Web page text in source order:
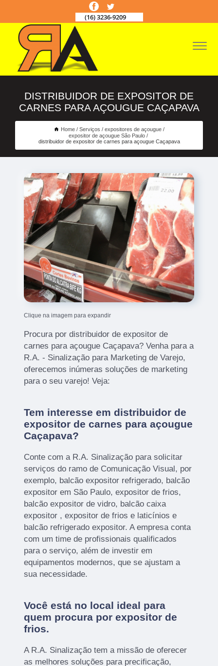
(16) 3236-9209
DISTRIBUIDOR DE EXPOSITOR DE
CARNES PARA AÇOUGUE CAÇAPAVA
Home Serviços
expositores de açougue
expositor de açougue São Paulo
distribuidor de expositor de carnes para açougue Caçapava
Clique na imagem para expandir
Procura por distribuidor de expositor de
carnes para açougue Caçapava? Venha para a
R.A. - Sinalização para Marketing de Varejo,
oferecemos inúmeras soluções de marketing
para o seu varejo! Veja:
Tem interesse em distribuidor de
expositor de carnes para açougue
Caçapava?
Conte com a R.A. Sinalização para solicitar
serviços do ramo de Comunicação Visual, por
exemplo, balcão expositor refrigerado, balcão
expositor em São Paulo, expositor de frios,
balcão expositor de vidro, balcão caixa
expositor , expositor de frios e laticínios e
balcão refrigerado expositor. A empresa conta
com um time de profissionais qualificados
para o serviço, além de investir em
equipamentos modernos, que se ajustam a
sua necessidade.
Você está no local ideal para
quem procura porexpositor de
frios.
A R.A. Sinalização tem a missão de oferecer
as melhores soluções para precificação,